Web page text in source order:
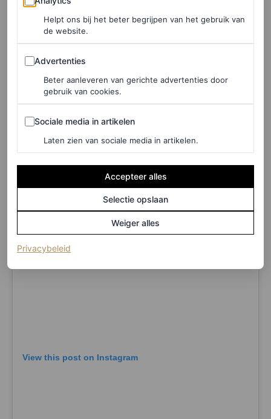
voorstellen.” Hiermee doelt Twigs hoogstwaarschijnlijk
op de operatie die zij een aantal jaar geleden onderging
Ze vervolgt: “Als je kijkt naar andere vergelijkbare
campagnes van toen en nu, kan ik niet anders dan denken
dat er met twee maten wordt gemeten. Voor alle
duidelijkheid…ik ben trots op mijn lichaam (…).”
View this post on Instagram
Helpt ons bij het beter begrijpen van het gebruik van
de website.
Advertenties
Advertenties
Beter aanleveren van gerichte advertenties door
gebruik van cookies.
Sociale media in artikelen
Sociale media in artikelen
Laten zien van sociale media in artikelen.
Accepteer alles
Selectie opslaan
Weiger alles
Privacybeleid